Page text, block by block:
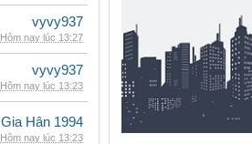
vyvy937
Hôm nay lúc 13:27
vyvy937
Hôm nay lúc 13:23
Gia Hân 1994
Hôm nay lúc 13:23